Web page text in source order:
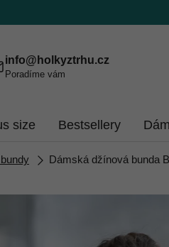
info@ holkyztrhu.cz
Poradíme vám
size Bestsellery
Dámská džínová bunda